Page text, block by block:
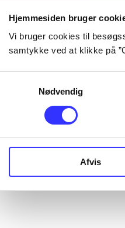
Hjemmesiden bruger
Vi bruger cookies til
samtykke ved at klikke på
Nødvendig
Afvis
...
...